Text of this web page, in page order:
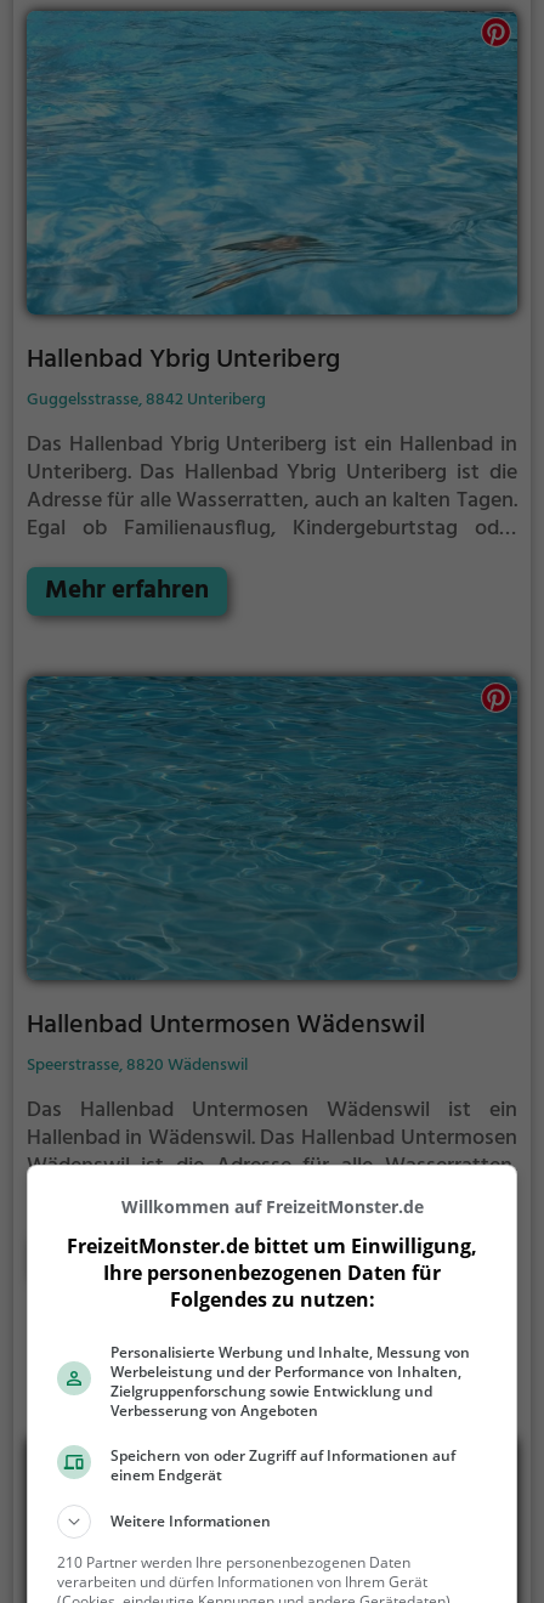
Hallenbad Ybrig Unteriberg
Guggelsstrasse, 8842 Unteriberg
Das Hallenbad Ybrig Unteriberg ist ein Hallenbad in
Unteriberg. Das Hallenbad Ybrig Unteriberg ist die
Adresse für alle Wasserratten, auch an kalten Tagen.
Egal ob Familienausflug, Kindergeburtstag oder
Unteriberg kommt jeder auf seine Kosten.
Mehr erfahren
Hallenbad Untermosen Wädenswil
Speerstrasse, 8820 Wädenswil
Das Hallenbad Untermosen Wädenswil ist ein
Hallenbad in Wädenswil.Das Hallenbad Untermosen
Wädenswil ist die Adresse für alle Wasserratten,
auch an kalten Tagen. Egal ob Familienausflug,
Kindergeburtstag oder ganz einfach mit Freunden -
im Hallenbad Untermosen Wädenswil kommt jeder
auf seine Kosten.
Mehr erfahren
Willkommen auf FreizeitMonster.de
FreizeitMonster.de bittet um Einwilligung,
Ihre personenbezogenen Daten für
Folgendes zu nutzen:
Personalisierte Werbung und Inhalte, Messung von
Werbeleistung und der Performance von Inhalten,
Zielgruppenforschung sowie Entwicklung und
Verbesserung von Angeboten
Speichern von oder Zugriff auf Informationen auf
einem Endgerät
Weitere Informationen
210 Partner werden Ihre personenbezogenen Daten
verarbeiten und dürfen Informationen von Ihrem Gerät